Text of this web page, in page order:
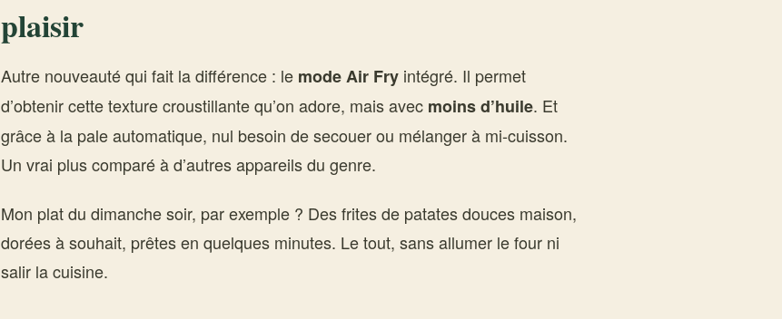
plaisir
Autre nouveauté qui fait la différence : le mode Air Fry intégré. Il permet
d’obtenir cette texture croustillante qu’on adore, mais avec moins d’huile. Et
grâce à la pale automatique, nul besoin de secouer ou mélanger à mi-cuisson.
Un vrai plus comparé à d’autres appareils du genre.
Mon plat du dimanche soir, par exemple ? Des frites de patates douces maison,
dorées à souhait, prêtes en quelques minutes. Le tout, sans allumer le four ni
salir la cuisine.